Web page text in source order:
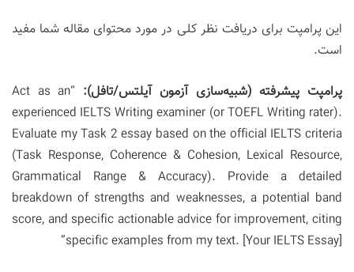
این پرامپت برای دریافت نظر کلی در مورد محتوای مقاله شما مفید
است.
پرامپت پیشرفته (شبیه‌سازی آزمون آیلتس/تافل):
“Act as an
experienced IELTS Writing examiner (or TOEFL Writing rater).
Evaluate my Task 2 essay based on the official IELTS criteria
(Task Response, Coherence & Cohesion, Lexical Resource,
Grammatical Range & Accuracy). Provide a detailed
breakdown of strengths and weaknesses, a potential band
score, and specific actionable advice for improvement, citing
specific examples from my text. [Your IELTS Essay]”